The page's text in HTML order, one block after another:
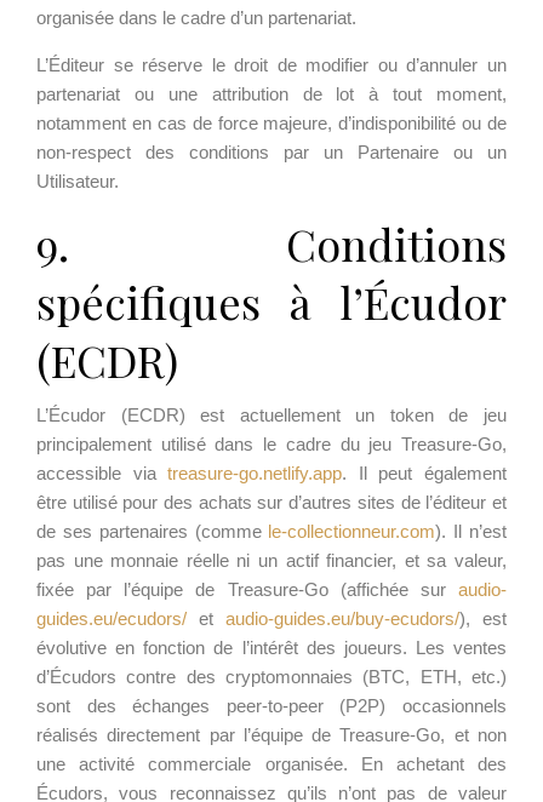
organisée dans le cadre d’un partenariat.
L’Éditeur se réserve le droit de modifier ou d’annuler un
partenariat ou une attribution de lot à tout moment,
notamment en cas de force majeure, d’indisponibilité ou de
non-respect des conditions par un Partenaire ou un
Utilisateur.
9. Conditions
spécifiques à l’Écudor
(ECDR)
L’Écudor (ECDR) est actuellement un token de jeu
principalement utilisé dans le cadre du jeu Treasure-Go,
accessible viatreasure-go.netlify.app. Il peut également
être utilisé pour des achats sur d’autres sites de l’éditeur et
de ses partenaires (comme le-collectionneur.com). Il n’est
pas une monnaie réelle ni un actif financier, et sa valeur,
fixée par l’équipe de Treasure-Go (affichée sur audio-
guides.eu/ecudors/ et audio-guides.eu/buy-ecudors/), est
évolutive en fonction de l’intérêt des joueurs. Les ventes
d’Écudors contre des cryptomonnaies (BTC, ETH, etc.)
sont des échanges peer-to-peer (P2P) occasionnels
réalisés directement par l’équipe de Treasure-Go, et non
une activité commerciale organisée. En achetant des
Écudors, vous reconnaissez qu’ils n’ont pas de valeur